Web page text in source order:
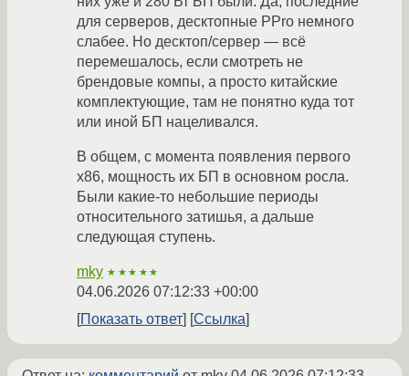
для серверов, десктопные PPro немного
слабее. Но десктоп/сервер — всё
перемешалось, если смотреть не
брендовые компы, а просто китайские
комплектующие, там не понятно куда тот
или иной БП нацеливался.
В общем, с момента появления первого
x86, мощность их БП в основном росла.
Были какие-то небольшие периоды
относительного затишья, а дальше
следующая ступень.
mky ★★★★★
04.06.2026 07:12:33 +00:00
Показать ответ
Ссылка